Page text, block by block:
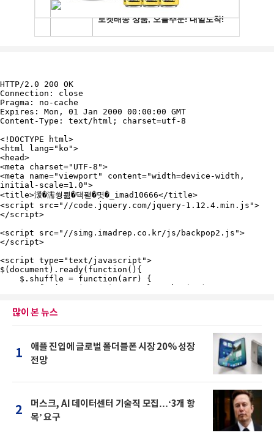
많이 본 뉴스
1
애플 진입에 글로벌 폴더블폰 시장 20% 성장
전망
2
머스크, AI 데이터센터 기술직 모집…‘3개 항
목’ 요구